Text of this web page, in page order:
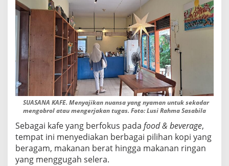
K
I
P
I
L
I
H
A
N
M
E
N
U
Y
A
N
G
SUASANA KAFE. Menyajikan nuansa yang nyaman untuk sekadar
mengobrol atau mengerjakan tugas. Foto: Lusi Rahma Sasabila
Sebagai kafe yang berfokus pada food & beverage,
tempat ini menyediakan berbagai pilihan kopi yang
beragam, makanan berat hingga makanan ringan
yang menggugah selera.